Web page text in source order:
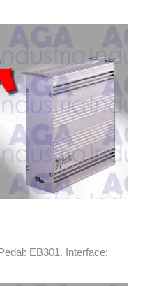
EB301. Interface: